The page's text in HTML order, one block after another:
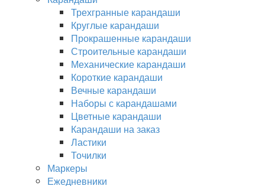
Трехгранные карандаши
Круглые карандаши
Прокрашенные карандаши
Строительные карандаши
Механические карандаши
Короткие карандаши
Вечные карандаши
Наборы с карандашами
Цветные карандаши
Карандаши на заказ
Ластики
Точилки
Маркеры
Ежедневники